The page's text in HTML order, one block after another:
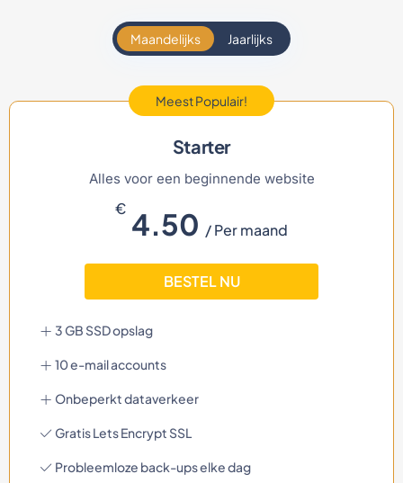
Maandelijks Jaarlijks
Meest Populair!
Starter
Alles voor een beginnende website
€ 4.50 / Per maand
BESTEL NU
3 GB SSD opslag
10 e-mail accounts
Onbeperkt dataverkeer
Gratis Lets Encrypt SSL
Probleemloze back-ups elke dag